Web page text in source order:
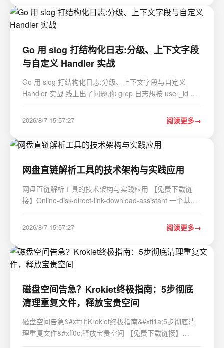
Go 用 slog 打结构化日志:分级、上下文字段
与自定义 Handler 实战
Go 用 slog 打结构化日志:分级、上下文字段与自定义
Handler 实战 线上出了问题,你 grep 日志想按 user_id 把
2026/08/07 09:12:33 order created for user 8812
gateway t…
2026/8/7 15:57:27 阅读更多
网盘直链解析工具的技术架构与实践应用
网盘直链解析工具的技术架构与实践应用 【免费下载链
接】Online-disk-direct-link-download-assistant 一个基于
链下载助手】修改 &#xff0c;支持 百度网盘 / 阿里云盘 / 中
2026/8/7 15:57:27 阅读更多
磁盘空间告急？Krokiet终极指南：5步彻底
清理重复文件，释放宝贵空间
磁盘空间告急&#xff1f;Krokiet终极指南&#xff1a;5步彻底清
理重复文件&#xff0c;释放宝贵空间 【免费下载链接】